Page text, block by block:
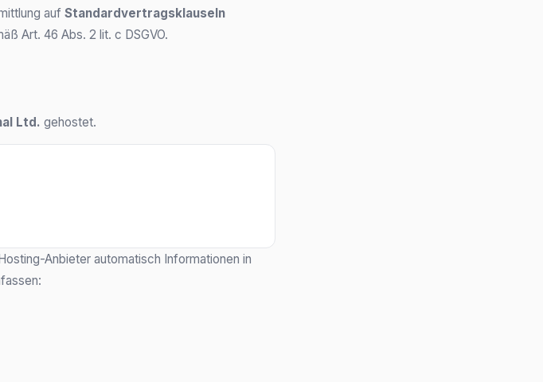
auf Standardvertragsklauseln
Art. 46 Abs. 2 lit. c DSGVO.
Ltd. gehostet.
Anbieter automatisch Informationen in